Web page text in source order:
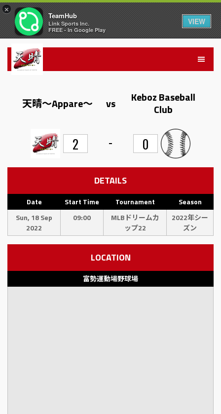
天晴〜Appare〜 vs
Keboz Baseball
Club
2 - 0
DETAILS
Date Start Time Tournament
Season
Sun, 18 Sep
2022
09:00
MLBドリームカ
ップ22
2022年シー
ズン
LOCATION
富勢運動場野球場
×
TeamHub
Link Sports Inc.
FREE - In Google Play
VIEW